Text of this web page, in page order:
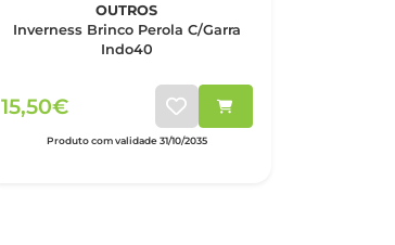
OUTROS
Inverness Brinco Perola C/Garra
Indo40
15,50€
Produto com validade 31/10/2035